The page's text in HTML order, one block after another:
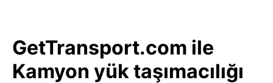
GetTransport.com ile
Kamyon yük taşımacılığı